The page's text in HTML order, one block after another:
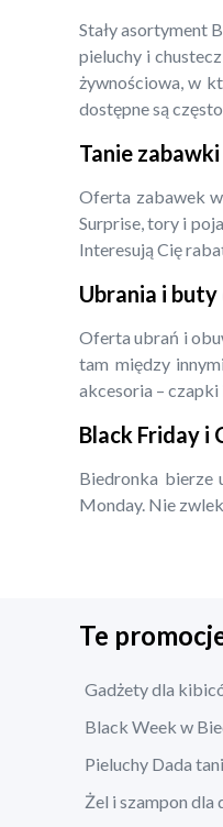
Stały asortyment
pieluchy i
żywnościowa, w
dostępne są
Tanie
Oferta zabawek w
Surprise, tory i
Interesują Cię
Ubrania i
Oferta ubrań i
tam między
akcesoria – czapki
Black Friday i
Biedronka bierze
Monday. Nie
Te
Gadżety dla
Black Week w
Pieluchy Dada
Żel i szampon dla